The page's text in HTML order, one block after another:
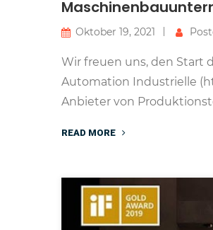
Oktober 19, 2021
Wir freuen uns, den Start
Automation Industrielle
Anbieter von
READ MORE